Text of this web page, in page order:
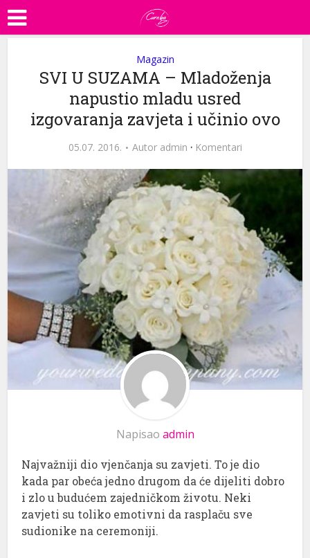
Magazin
SVI U SUZAMA – Mladoženja
napustio mladu usred
izgovaranja zavjeta i učinio ovo
05.07. 2016. Autor admin · Komentari
Napisao admin
Najvažniji dio vjenčanja su zavjeti. To je dio
kada par obeća jedno drugom da će dijeliti dobro
i zlo u budućem zajedničkom životu. Neki
zavjeti su toliko emotivni da rasplaču sve
sudionike na ceremoniji.